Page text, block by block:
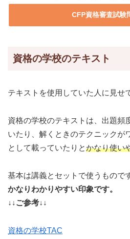
CFP資格審査試験
資格の学校のテキスト
テキストを使用していた人に見せ
資格の学校のテキストは、出題頻
いたり、解くときのテクニックが
として載っていたりとかなり使い
基本は講義とセットで使うもので
かなりわかりやすい印象です。
↓↓ご参考↓↓
資格の学校TAC